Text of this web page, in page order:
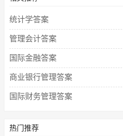
统计学答案
管理会计答案
国际金融答案
商业银行管理答案
国际财务管理答案
热门推荐